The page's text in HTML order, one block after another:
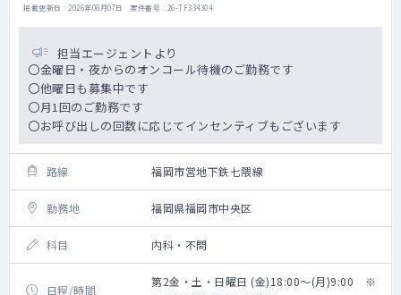
掲載更新日 : 2026年08月07日 案件番号 : 26-TF334304
担当エージェントより
〇金曜日・夜からのオンコール待機のご勤務です
〇他曜日も募集中です
〇月1回のご勤務です
〇お呼び出しの回数に応じてインセンティブもございます
路線 福岡市営地下鉄七隈線
勤務地 福岡県福岡市中央区
科目 内科・不問
日程/時間
第2金・土・日曜日 (金)18:00～(月)9:00 ※